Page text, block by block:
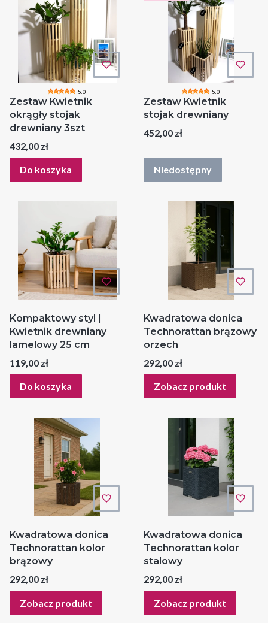
5.0
Zestaw Kwietnik
okrągły stojak
drewniany 3szt
Cena
432,00 zł
Do koszyka
5.0
Zestaw Kwietnik
stojak drewniany
Cena
452,00 zł
Niedostępny
Kompaktowy styl |
Kwietnik drewniany
lamelowy 25 cm
Cena
119,00 zł
Do koszyka
Kwadratowa donica
Technorattan brązowy
orzech
Cena
292,00 zł
Zobacz produkt
Kwadratowa donica
Technorattan kolor
brązowy
Cena
292,00 zł
Zobacz produkt
Kwadratowa donica
Technorattan kolor
stalowy
Cena
292,00 zł
Zobacz produkt